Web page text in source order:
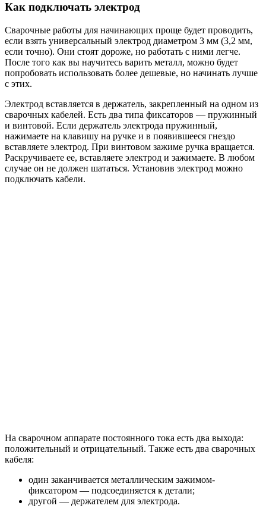
Как подключать электрод
Сварочные работы для начинающих проще будет проводить,
если взять универсальный электрод диаметром 3 мм (3,2 мм,
если точно). Они стоят дороже, но работать с ними легче.
После того как вы научитесь варить металл, можно будет
попробовать использовать более дешевые, но начинать лучше
с этих.
Электрод вставляется в держатель, закрепленный на одном из
сварочных кабелей. Есть два типа фиксаторов — пружинный
и винтовой. Если держатель электрода пружинный,
нажимаете на клавишу на ручке и в появившееся гнездо
вставляете электрод. При винтовом зажиме ручка вращается.
Раскручиваете ее, вставляете электрод и зажимаете. В любом
случае он не должен шататься. Установив электрод можно
подключать кабели.
На сварочном аппарате постоянного тока есть два выхода:
положительный и отрицательный. Также есть два сварочных
кабеля:
один заканчивается металлическим зажимом-
фиксатором — подсоединяется к детали;
другой — держателем для электрода.